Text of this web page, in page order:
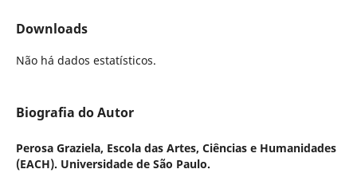
Downloads
Não há dados estatísticos.
Biografia do Autor
Perosa Graziela, Escola das Artes, Ciências e Humanidades
(EACH). Universidade de São Paulo.